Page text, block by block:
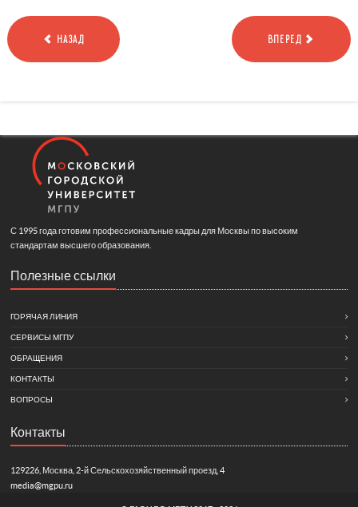
НАЗАД ВПЕРЕД
С 1995 года готовим профессиональные кадры для Москвы по высоким
стандартам высшего образования.
Полезные ссылки
ГОРЯЧАЯ ЛИНИЯ
СЕРВИСЫ МГПУ
ОБРАЩЕНИЯ
КОНТАКТЫ
ВОПРОСЫ
Контакты
129226, Москва, 2-й Сельскохозяйственный проезд, 4
media@mgpu.ru